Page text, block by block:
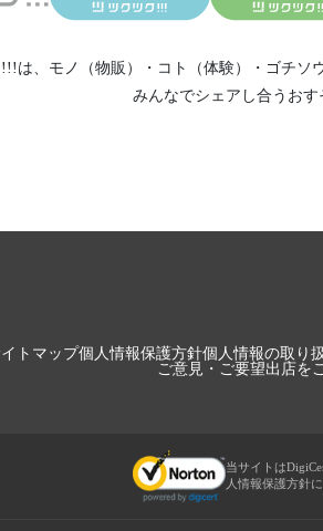
は、 モノ（物販） ・ コト（体験） ・ ゴチソ
みんなでシェアし合う おす
トマップ個人情報保護方針個人情報の取り
ご意見・ご要望出店を
当サイトは
人情報保護方針